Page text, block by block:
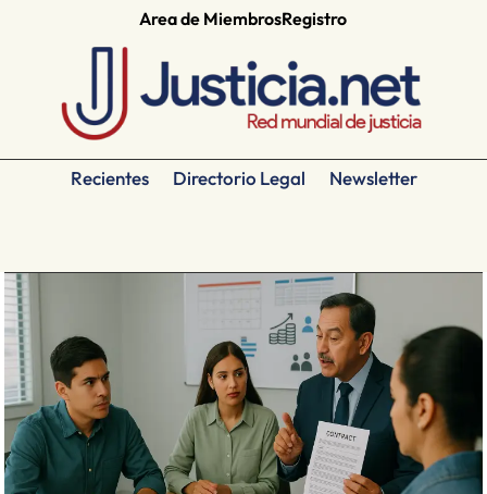
Area de MiembrosRegistro
Recientes Directorio Legal Newsletter